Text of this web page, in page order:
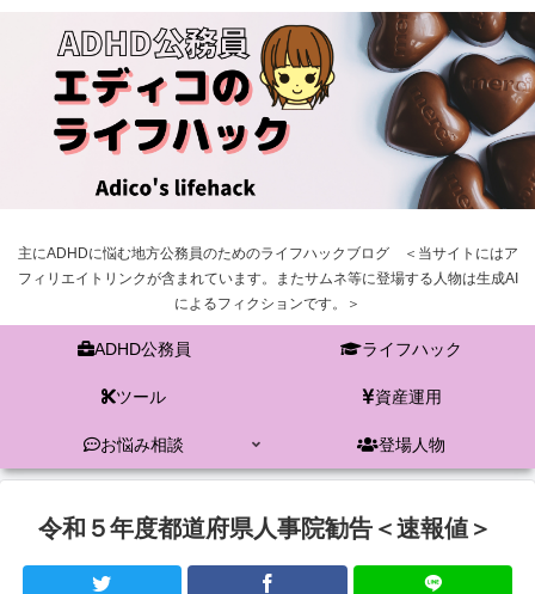
主にADHDに悩む地方公務員のためのライフハックブログ ＜当サイトにはア
フィリエイトリンクが含まれています。またサムネ等に登場する人物は生成AI
によるフィクションです。＞
ADHD公務員 ライフハック
ツール 資産運用
お悩み相談 登場人物
令和５年度都道府県人事院勧告＜速報値＞